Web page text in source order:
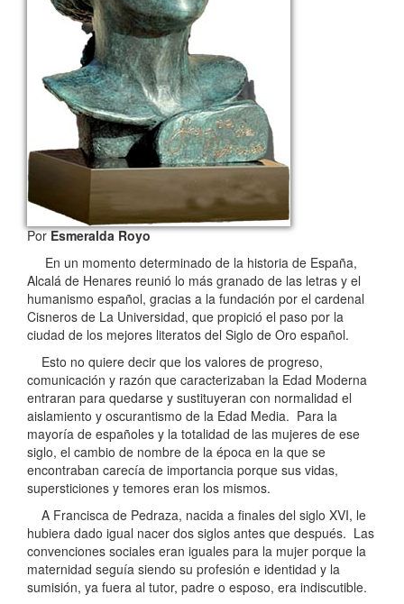
PorEsmeralda Royo
En un momento determinado de la historia de España,
Alcalá de Henares reunió lo más granado de las letras y el
humanismo español, gracias a la fundación por el cardenal
Cisneros de La Universidad, que propició el paso por la
ciudad de los mejores literatos del Siglo de Oro español.
Esto no quiere decir que los valores de progreso,
comunicación y razón que caracterizaban la Edad Moderna
entraran para quedarse y sustituyeran con normalidad el
aislamiento y oscurantismo de la Edad Media. Para la
mayoría de españoles y la totalidad de las mujeres de ese
siglo, el cambio de nombre de la época en la que se
encontraban carecía de importancia porque sus vidas,
supersticiones y temores eran los mismos.
A Francisca de Pedraza, nacida a finales del siglo XVI, le
hubiera dado igual nacer dos siglos antes que después. Las
convenciones sociales eran iguales para la mujer porque la
maternidad seguía siendo su profesión e identidad y la
sumisión, ya fuera al tutor, padre o esposo, era indiscutible.